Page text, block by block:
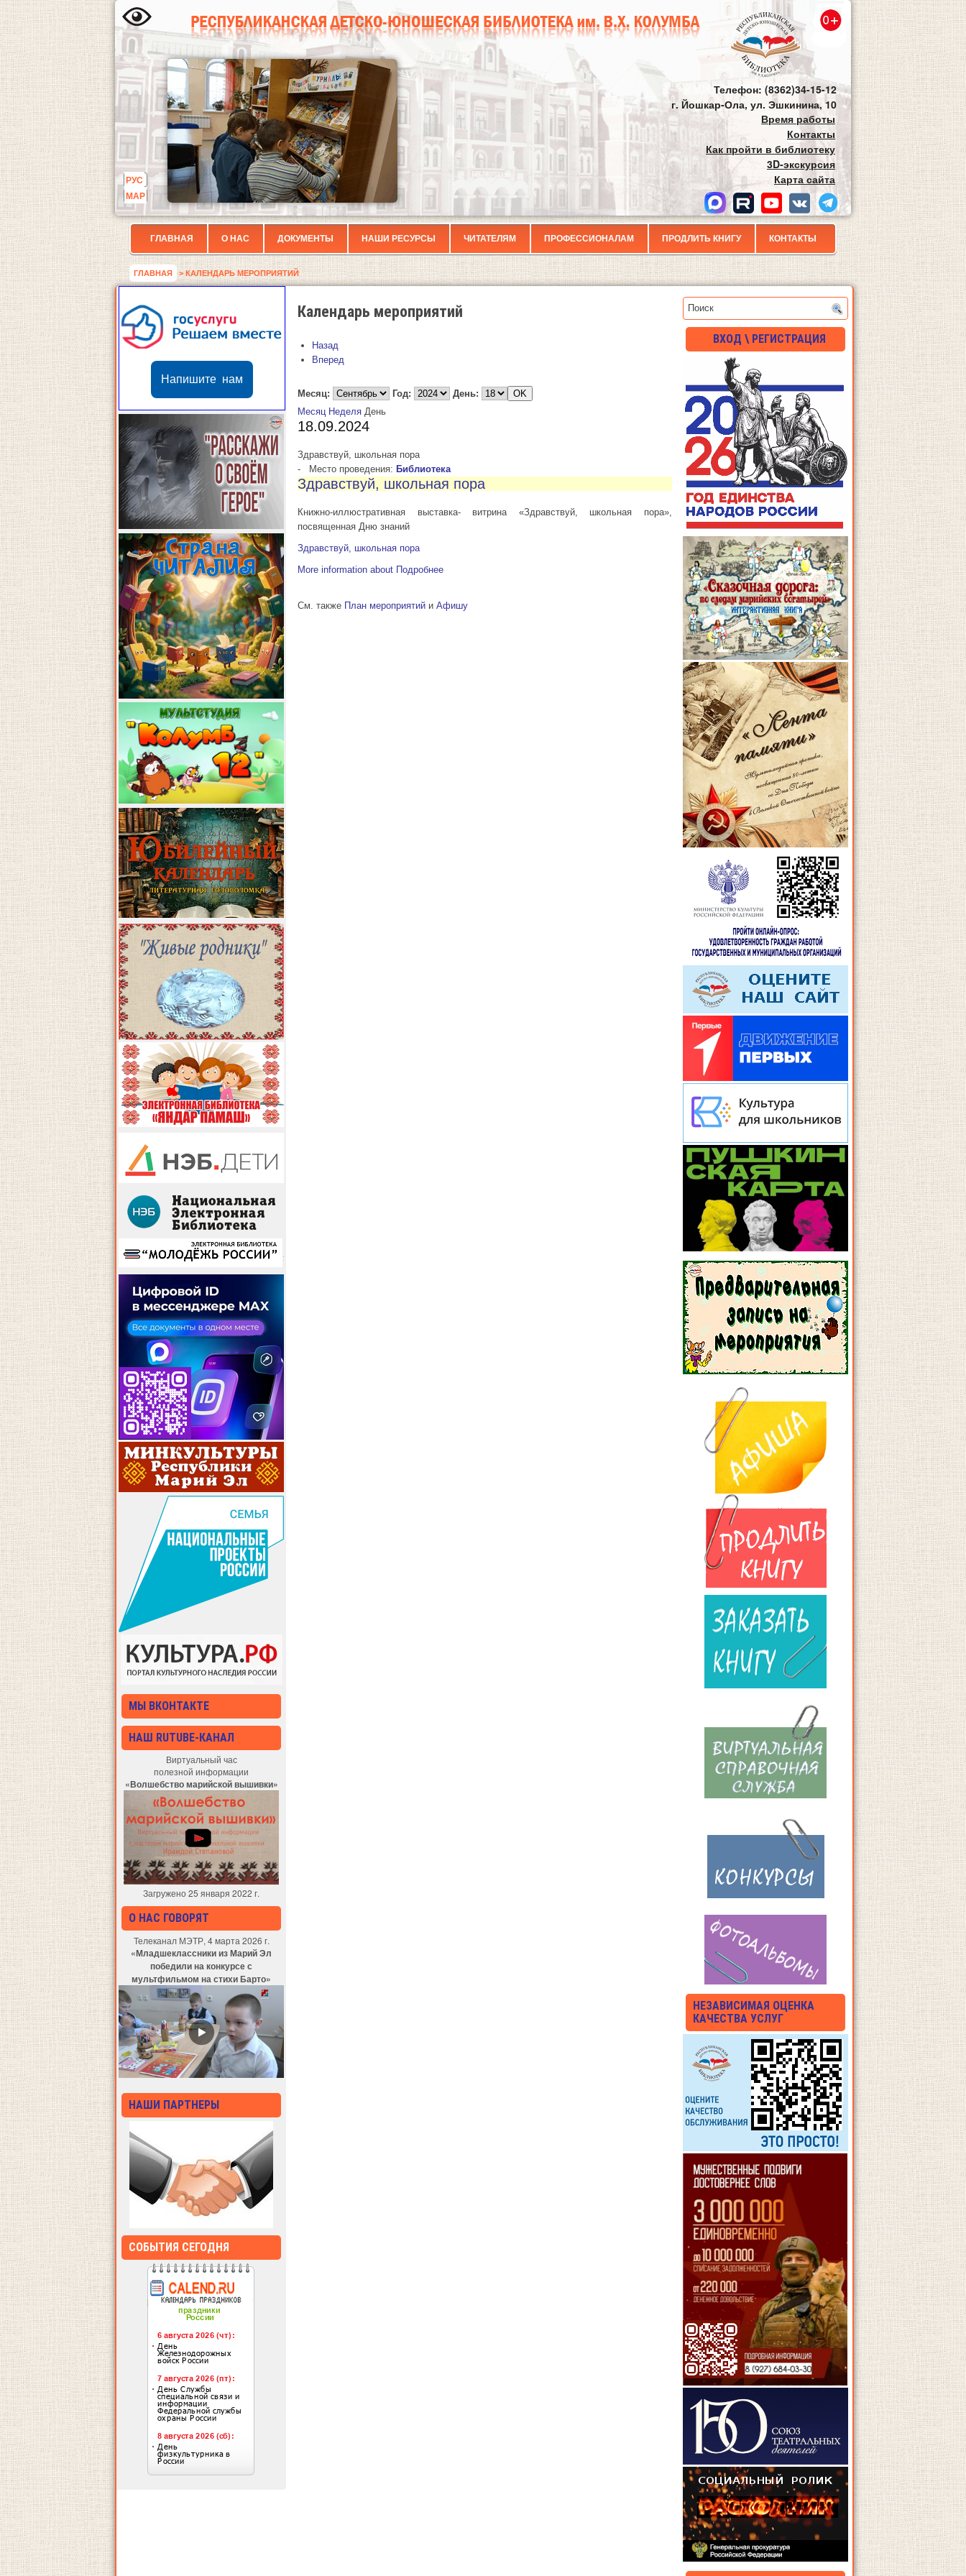
РУС
МАР
Телефон: (8362)34-15-12
г. Йошкар-Ола, ул. Эшкинина, 10
Время работы
Контакты
Как пройти в библиотеку
3D-экскурсия
Карта сайта
ГЛАВНАЯ О НАС ДОКУМЕНТЫ НАШИ РЕСУРСЫ ЧИТАТЕЛЯМ ПРОФЕССИОНАЛАМ ПРОДЛИТЬ КНИГУ КОНТАКТЫ
ГЛАВНАЯ > КАЛЕНДАРЬ МЕРОПРИЯТИЙ
Напишите нам
МЫ ВКОНТАКТЕ
НАШ RUTUBE-КАНАЛ
Виртуальный час
полезной информации
«Волшебство марийской вышивки»
Загружено 25 января 2022 г.
О НАС ГОВОРЯТ
Телеканал МЭТР, 4 марта 2026 г.
«Младшеклассники из Марий Эл
победили на конкурсе с
мультфильмом на стихи Барто»
НАШИ ПАРТНЕРЫ
СОБЫТИЯ СЕГОДНЯ
Календарь мероприятий
Назад
Вперед
Месяц: Год:
День:
Месяц Неделя День
18.09.2024
Здравствуй, школьная пора
-
Место проведения: Библиотека
Здравствуй, школьная пора
Книжно-иллюстративная выставка- витрина «Здравствуй, школьная пора»,
посвященная Дню знаний
Здравствуй, школьная пора
More information about Подробнее
См. также План мероприятий и Афишу
ВХОД \ РЕГИСТРАЦИЯ
НЕЗАВИСИМАЯ ОЦЕНКА
КАЧЕСТВА УСЛУГ